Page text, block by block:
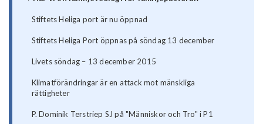
Stiftets Heliga port är nu öppnad
Stiftets Heliga Port öppnas på söndag 13 december
Livets söndag – 13 december 2015
Klimatförändringar är en attack mot mänskliga
rättigheter
P. Dominik Terstriep SJ på "Människor och Tro" i P1